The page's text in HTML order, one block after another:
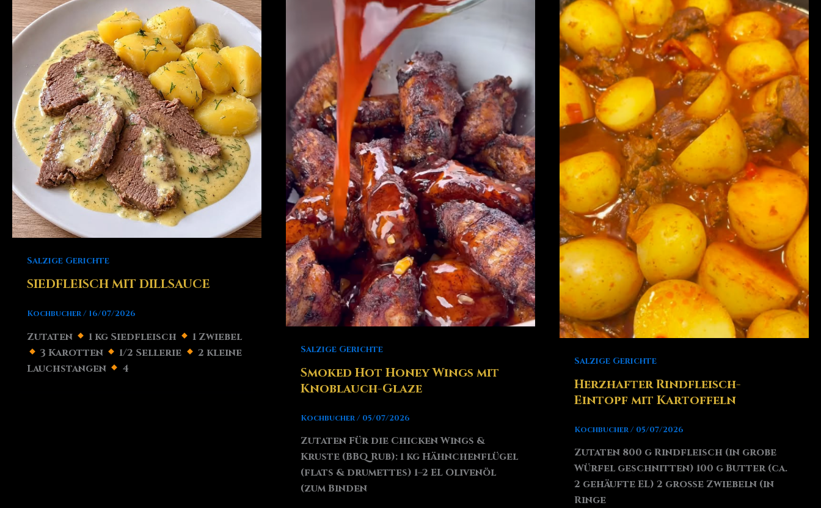
Salzige Gerichte
SIEDFLEISCH MIT DILLSAUCE
Kochbucher/ 16/07/2026
Zutaten 1 kg Siedfleisch
1 Zwiebel
3 Karotten
1/2 Sellerie
2 kleine
Lauchstangen
4
Salzige Gerichte
Smoked Hot Honey Wings mit
Knoblauch-Glaze
Kochbucher/ 05/07/2026
Zutaten Für die Chicken Wings &
Kruste (BBQ Rub): 1 kg Hähnchenflügel
(flats & drumettes) 1–2 EL Olivenöl
(zum Binden
Salzige Gerichte
Herzhafter Rindfleisch-
Eintopf mit Kartoffeln
Kochbucher/ 05/07/2026
Zutaten 800 g Rindfleisch (in grobe
Würfel geschnitten) 100 g Butter (ca.
2 gehäufte EL) 2 große Zwiebeln (in
Ringe